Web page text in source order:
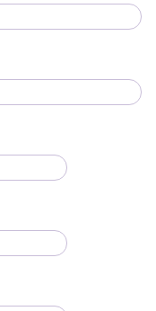
e